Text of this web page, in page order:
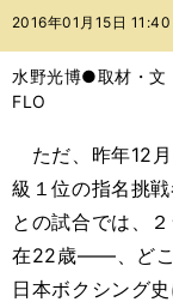
ー
バ
2016年01月15日 11:40
水野光博●取材
FLO
ただ、昨年12月
級１位の指名挑
との試合では、
在22歳――、どこ
日本ボクシング